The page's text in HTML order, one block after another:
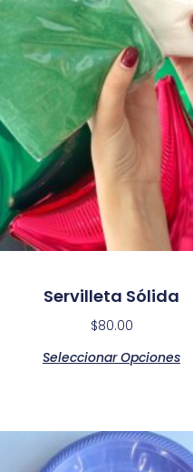
Servilleta Sólida
$80.00
Seleccionar Opciones